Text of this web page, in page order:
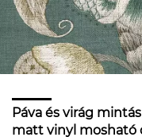
Páva és virág
matt vinyl mosható